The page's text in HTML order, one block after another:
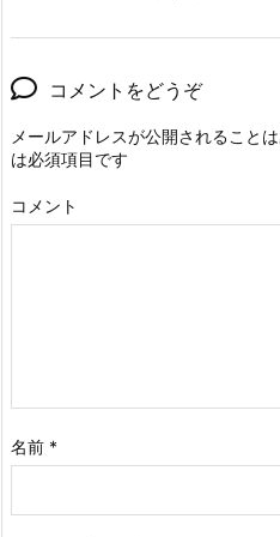
コメントをどうぞ
メールアドレスが公開されることは
は必須項目です
コメント
名前 *